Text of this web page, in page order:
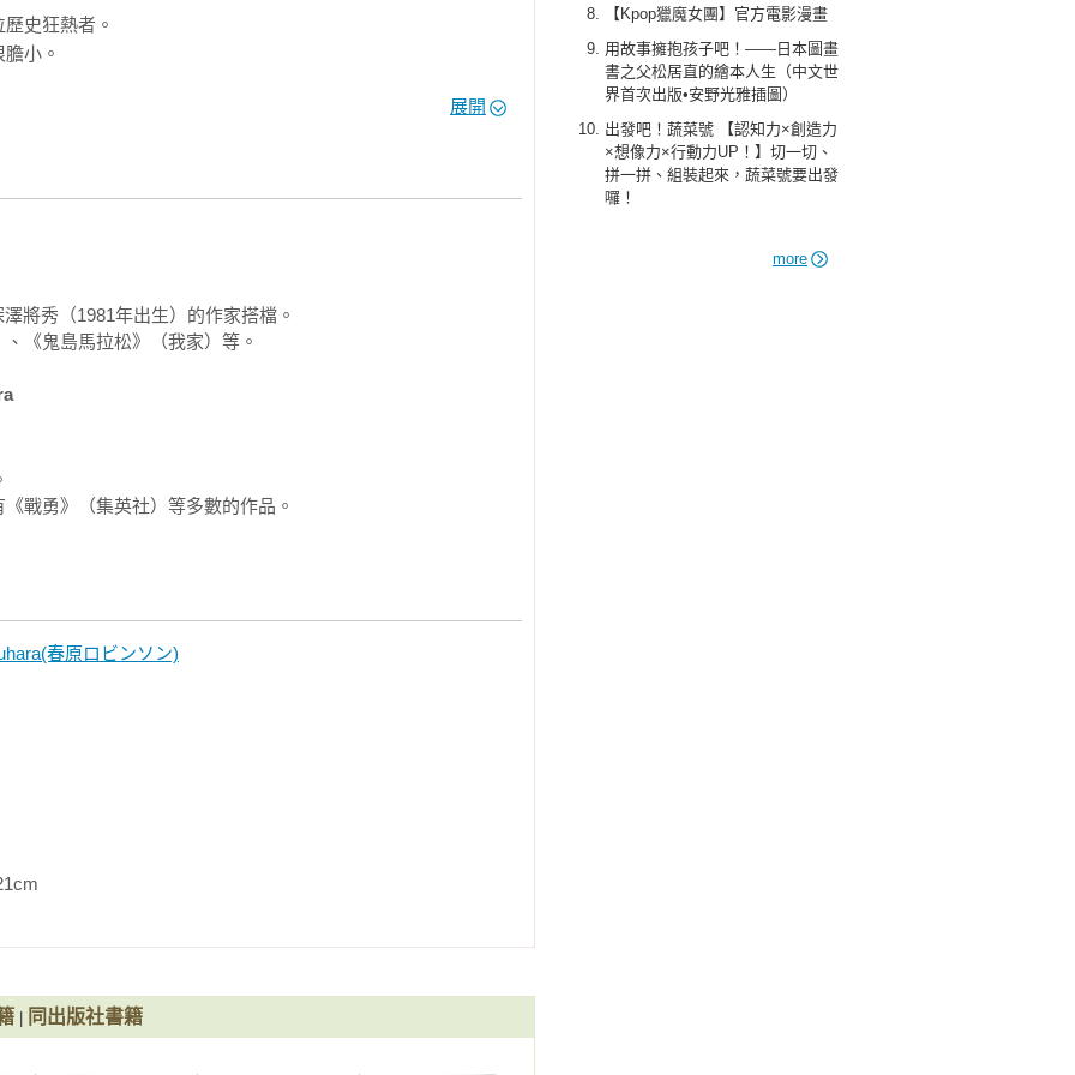
【Kpop獵魔女團】官方電影漫畫
用故事擁抱孩子吧！——日本圖畫
書之父松居直的繪本人生（中文世
界首次出版•安野光雅插圖）
出發吧！蔬菜號 【認知力×創造力
×想像力×行動力UP！】切一切、
拼一拼、組裝起來，蔬菜號要出發
囉！
more
史狂熱者。
小。
全新打造的冒險故事，結合分析、推理、邏輯推演、記憶與觀察
事為架構，融入推理的益智遊戲等內容。有注音，小學低年級
考驗、著色、科普知識介紹」等延伸內容，益智有趣。
柔和、印刷效果細緻，提升閱讀舒適度。
展開
將秀（1981年出生）的作家搭檔。
《鬼島馬拉松》（我家）等。
戰勇》（集英社）等多數的作品。
春原ロビンソン)
同出版社書籍